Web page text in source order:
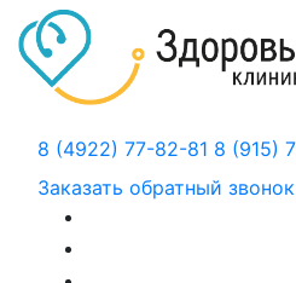
8 (4922) 77-82-81 8 (915)
Заказать обратный звонок